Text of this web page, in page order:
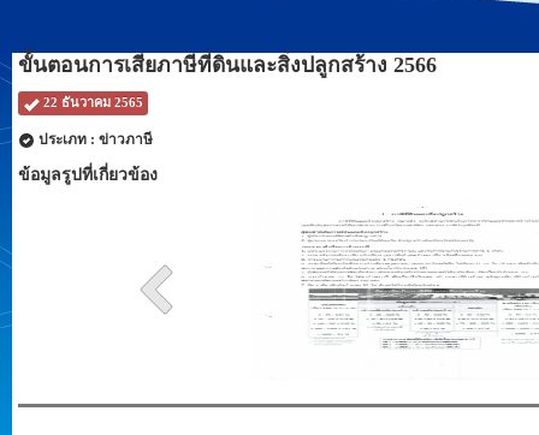
ขั้นตอนการเสียภาษีที่ดินและสิ่งปลูกสร้าง 2566
22 ธันวาคม 2565
ประเภท : ข่าวภาษี
ข้อมูลรูปที่เกี่ยวข้อง